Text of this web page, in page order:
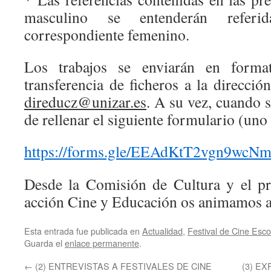
masculino se entenderán
correspondiente femenino.
Los trabajos se enviarán en
transferencia de ficheros a la
direducz@unizar.es. A su vez, cuando
de rellenar el siguiente formulario
https://forms.gle/
Desde la Comisión de Cultura y el
acción Cine y Educación os animamos
Esta entrada fue publicada en Actualidad, Festival de Cine
Guarda el enlace permanente.
← (2) ENTREVISTAS A FESTIVALES DE CINE
(3)